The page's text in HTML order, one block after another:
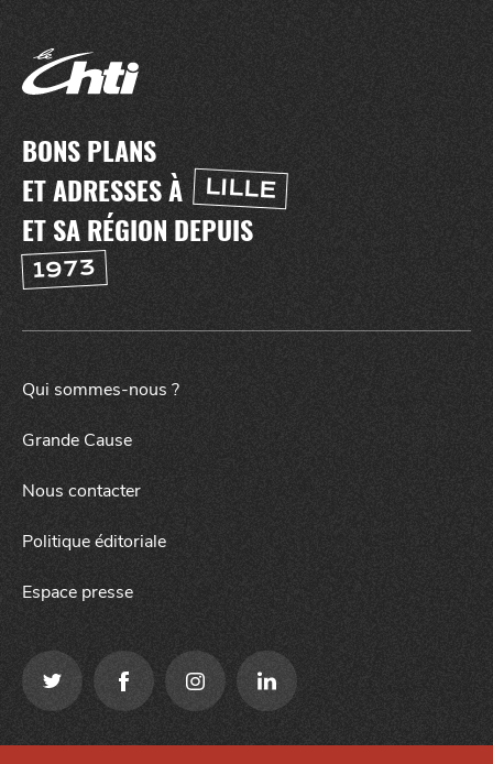
BONS PLANS
ET ADRESSES À
LILLE
ET SA RÉGION DEPUIS
1973
Qui sommes-nous ?
Grande Cause
Nous contacter
Politique éditoriale
Espace presse